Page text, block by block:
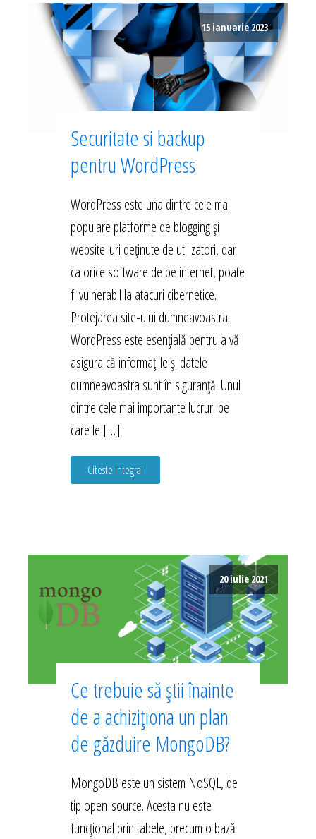
15 ianuarie 2023
Securitate si backup
pentru WordPress
WordPress este una dintre cele mai
populare platforme de blogging și
website-uri deținute de utilizatori, dar
ca orice software de pe internet, poate
fi vulnerabil la atacuri cibernetice.
Protejarea site-ului dumneavoastra.
WordPress este esențială pentru a vă
asigura că informațiile și datele
dumneavoastra sunt în siguranță. Unul
dintre cele mai importante lucruri pe
care le […]
Citeste integral
20 iulie 2021
Ce trebuie să știi înainte
de a achiziționa un plan
de găzduire MongoDB?
MongoDB este un sistem NoSQL, de
tip open-source. Acesta nu este
funcțional prin tabele, precum o bază